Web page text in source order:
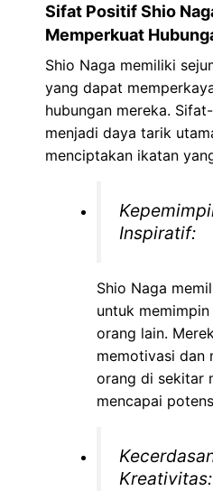
Sifat Positif Shio
Memperkuat
Shio Naga memiliki
yang dapat
hubungan mereka.
menjadi daya tarik
menciptakan ikatan
Inspiratif:
Shio Naga
untuk
orang lain.
memotivasi dan
orang di sekitar
mencapai
Kreativitas: